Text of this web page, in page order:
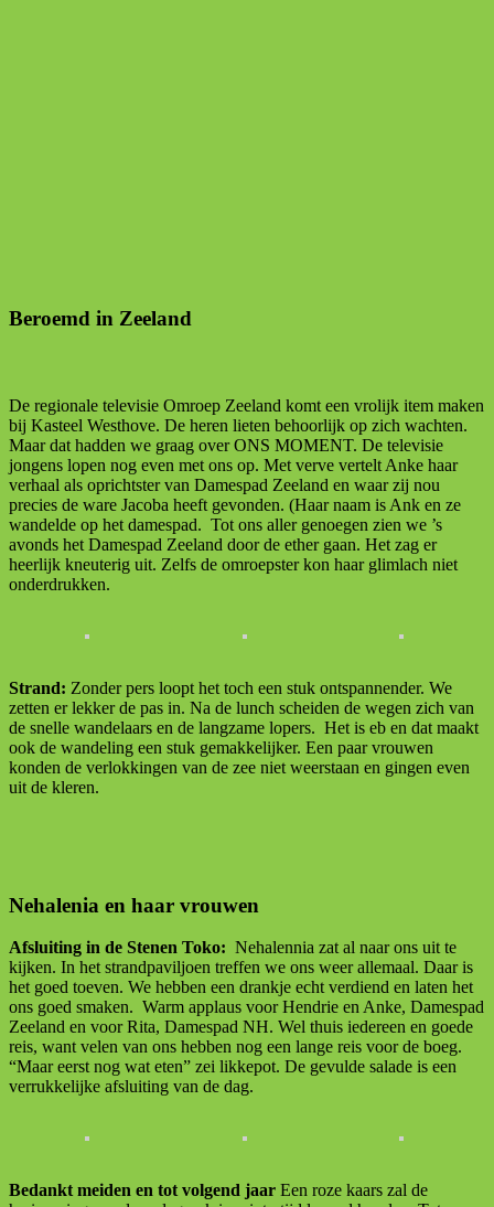
Beroemd in Zeeland
De regionale televisie Omroep Zeeland komt een vrolijk item maken
bij Kasteel Westhove. De heren lieten behoorlijk op zich wachten.
Maar dat hadden we graag over ONS MOMENT. De televisie
jongens lopen nog even met ons op. Met verve vertelt Anke haar
verhaal als oprichtster van Damespad Zeeland en waar zij nou
precies de ware Jacoba heeft gevonden. (Haar naam is Ank en ze
wandelde op het damespad. Tot ons aller genoegen zien we ’s
avonds het Damespad Zeeland door de ether gaan. Het zag er
heerlijk kneuterig uit. Zelfs de omroepster kon haar glimlach niet
onderdrukken.
Strand: Zonder pers loopt het toch een stuk ontspannender. We
zetten er lekker de pas in. Na de lunch scheiden de wegen zich van
de snelle wandelaars en de langzame lopers. Het is eb en dat maakt
ook de wandeling een stuk gemakkelijker. Een paar vrouwen
konden de verlokkingen van de zee niet weerstaan en gingen even
uit de kleren.
Nehalenia en haar vrouwen
Afsluiting in de Stenen Toko: Nehalennia zat al naar ons uit te
kijken. In het strandpaviljoen treffen we ons weer allemaal. Daar is
het goed toeven. We hebben een drankje echt verdiend en laten het
ons goed smaken. Warm applaus voor Hendrie en Anke, Damespad
Zeeland en voor Rita, Damespad NH. Wel thuis iedereen en goede
reis, want velen van ons hebben nog een lange reis voor de boeg.
“Maar eerst nog wat eten” zei likkepot. De gevulde salade is een
verrukkelijke afsluiting van de dag.
Bedankt meiden en tot volgend jaar Een roze kaars zal de